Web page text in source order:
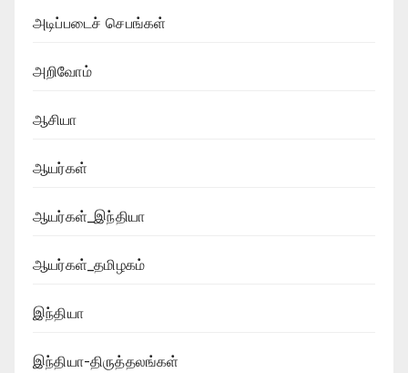
அடிப்படைச் செபங்கள்
அறிவோம்
ஆசியா
ஆயர்கள்
ஆயர்கள்_இந்தியா
ஆயர்கள்_தமிழகம்
இந்தியா
இந்தியா-திருத்தலங்கள்